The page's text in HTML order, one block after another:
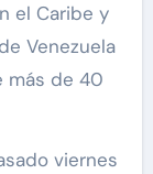
el Caribe y
Venezuela
más de 40
viernes